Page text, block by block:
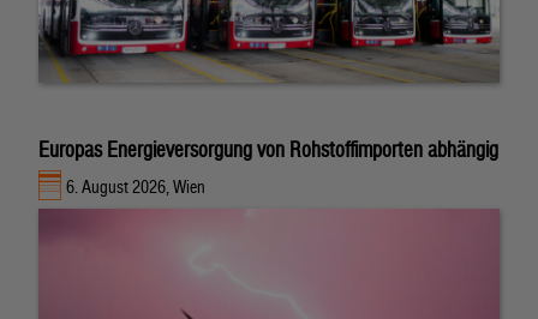
Europas Energieversorgung von Rohstoffimporten abhängig
6. August 2026, Wien